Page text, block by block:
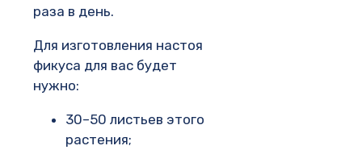
раза в день.
Для изготовления настоя
фикуса для вас будет
нужно:
30–50 листьев этого
растения;